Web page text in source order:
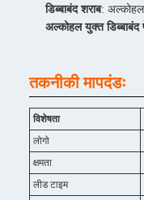
डिब्बाबंद शराब: अल्कोहल
अल्कोहल युक्त डिब्बाबंद
तकनीकी मापदंडः
विशेषता
लोगो
क्षमता
लीड टाइम